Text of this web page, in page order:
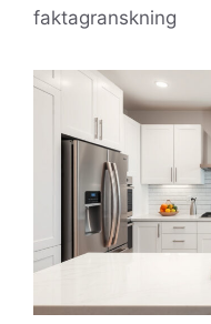
faktagranskning